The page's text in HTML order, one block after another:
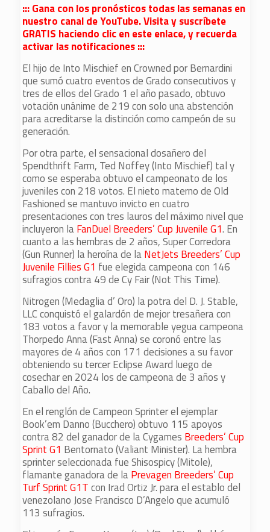
::: Gana con los pronósticos todas las semanas en
nuestro canal de YouTube. Visita y suscríbete
GRATIS haciendo clic en este enlace, y recuerda
activar las notificaciones :::
El hijo de Into Mischief en Crowned por Bernardini
que sumó cuatro eventos de Grado consecutivos y
tres de ellos del Grado 1 el año pasado, obtuvo
votación unánime de 219 con solo una abstención
para acreditarse la distinción como campeón de su
generación.
Por otra parte, el sensacional dosañero del
Spendthrift Farm, Ted Noffey (Into Mischief) tal y
como se esperaba obtuvo el campeonato de los
juveniles con 218 votos. El nieto materno de Old
Fashioned se mantuvo invicto en cuatro
presentaciones con tres lauros del máximo nivel que
incluyeron laFanDuel Breeders’ Cup Juvenile G1. En
cuanto a las hembras de 2 años, Super Corredora
(Gun Runner) la heroína de laNetJets Breeders’ Cup
Juvenile Fillies G1 fue elegida campeona con 146
sufragios contra 49 de Cy Fair (Not This Time).
Nitrogen (Medaglia d’ Oro) la potra del D. J. Stable,
LLC conquistó el galardón de mejor tresañera con
183 votos a favor y la memorable yegua campeona
Thorpedo Anna (Fast Anna) se coronó entre las
mayores de 4 años con 171 decisiones a su favor
obteniendo su tercer Eclipse Award luego de
cosechar en 2024 los de campeona de 3 años y
Caballo del Año.
En el renglón de Campeon Sprinter el ejemplar
Book’em Danno (Bucchero) obtuvo 115 apoyos
contra 82 del ganador de la Cygames Breeders’ Cup
Sprint G1 Bentornato (Valiant Minister). La hembra
sprinter seleccionada fue Shisospicy (Mitole),
flamante ganadora de laPrevagen Breeders’ Cup
Turf Sprint G1Tcon Irad Ortiz Jr. para el establo del
venezolano Jose Francisco D’Angelo que acumuló
113 sufragios.